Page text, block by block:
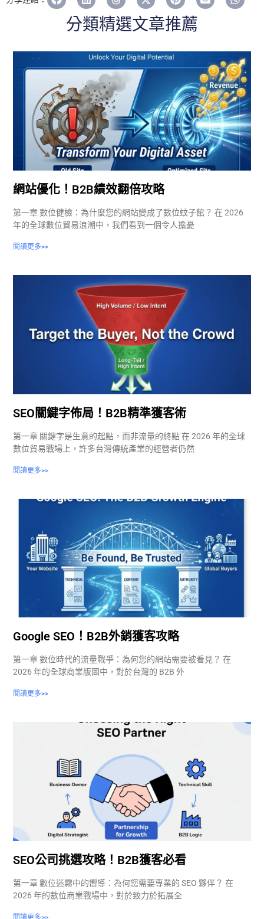
分類精選文章推薦
網站優化！B2B績效翻倍攻略
第一章 數位健檢：為什麼您的網站變成了數位蚊子館？ 在 2026
年的全球數位貿易浪潮中，我們看到一個令人擔憂
閱讀更多>>
SEO關鍵字佈局！B2B精準獲客術
第一章 關鍵字是生意的起點，而非流量的終點 在 2026 年的全球
數位貿易戰場上，許多台灣傳統產業的經營者仍然
閱讀更多>>
Google SEO！B2B外銷獲客攻略
第一章 數位時代的流量戰爭：為何您的網站需要被看見？ 在
2026 年的全球商業版圖中，對於台灣的 B2B 外
閱讀更多>>
SEO公司挑選攻略！B2B獲客必看
第一章 數位迷霧中的嚮導：為何您需要專業的 SEO 夥伴？ 在
2026 年的數位商業戰場中，對於致力於拓展全
閱讀更多>>